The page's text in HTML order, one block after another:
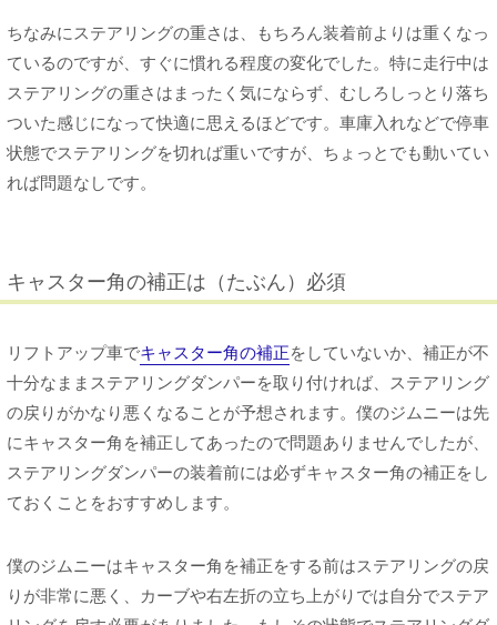
ちなみにステアリングの重さは、もちろん装着前よりは重くなっ
ているのですが、すぐに慣れる程度の変化でした。特に走行中は
ステアリングの重さはまったく気にならず、むしろしっとり落ち
ついた感じになって快適に思えるほどです。車庫入れなどで停車
状態でステアリングを切れば重いですが、ちょっとでも動いてい
れば問題なしです。
キャスター角の補正は（たぶん）必須
リフトアップ車でキャスター角の補正をしていないか、補正が不
十分なままステアリングダンパーを取り付ければ、ステアリング
の戻りがかなり悪くなることが予想されます。僕のジムニーは先
にキャスター角を補正してあったので問題ありませんでしたが、
ステアリングダンパーの装着前には必ずキャスター角の補正をし
ておくことをおすすめします。
僕のジムニーはキャスター角を補正をする前はステアリングの戻
りが非常に悪く、カーブや右左折の立ち上がりでは自分でステア